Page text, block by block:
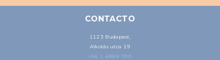
CONTACTO
1123 Budapest,
Alkotás utca 19
+36 1 4888 700